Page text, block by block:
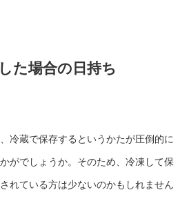
た場合の日持ち
冷蔵で保存するというかたが圧倒的に
がでしょうか。そのため、冷凍して保
れている方は少ないのかもしれません